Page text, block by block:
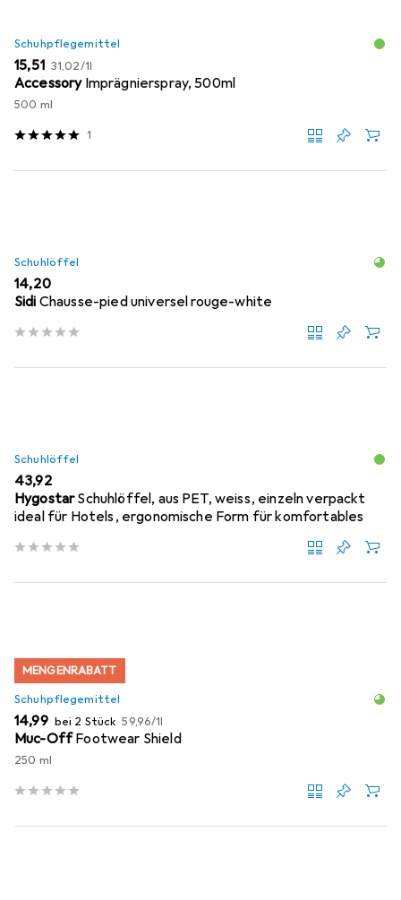
Schuhpflegemittel
EUR
15,51 EUR
31,02/1l
Accessory Imprägnierspray, 500ml
500 ml
1
Schuhlöffel
EUR
14,20
Sidi Chausse-pied universel rouge-white
Schuhlöffel
EUR
43,92
HygostarSchuhlöffel, aus PET, weiss, einzeln verpackt
ideal für Hotels, ergonomische Form für komfortables
MENGENRABATT
Schuhpflegemittel
EUR
14,99 bei 2 Stück EUR
59,96/1l
Muc-OffFootwear Shield
250 ml